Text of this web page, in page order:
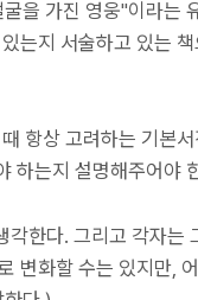
을 가진 영웅"이라는
는지 서술하고 있는
항상 고려하는 기본
하는지 설명해주어야
한다. 그리고 각자는
변화할 수는 있지만,